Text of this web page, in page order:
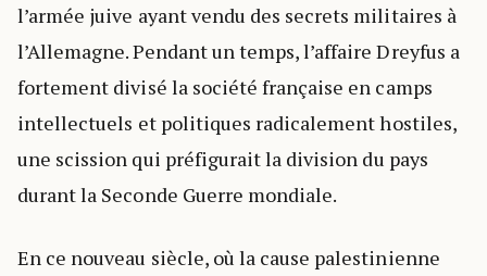
l’armée juive ayant vendu des secrets militaires à
l’Allemagne. Pendant un temps, l’affaire Dreyfus a
fortement divisé la société française en camps
intellectuels et politiques radicalement hostiles,
une scission qui préfigurait la division du pays
durant la Seconde Guerre mondiale.
En ce nouveau siècle, où la cause palestinienne